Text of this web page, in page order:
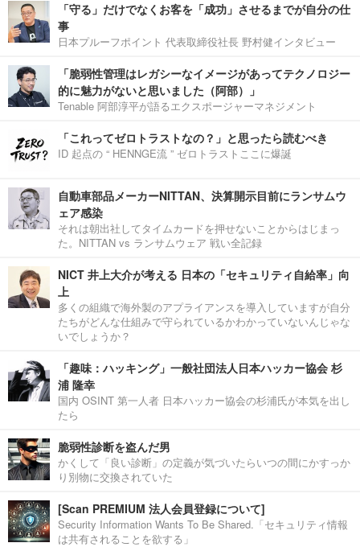
「守る」だけでなくお客を「成功」させるまでが自分の仕
事
日本プルーフポイント 代表取締役社長 野村健インタビュー
「脆弱性管理はレガシーなイメージがあってテクノロジー
的に魅力がないと思いました（阿部）」
Tenable 阿部淳平が語るエクスポージャーマネジメント
「これってゼロトラストなの？」と思ったら読むべき
ID 起点の “ HENNGE流 ” ゼロトラストここに爆誕
自動車部品メーカーNITTAN、決算開示目前にランサムウ
ェア感染
それは朝出社してタイムカードを押せないことからはじまっ
た。NITTAN vs ランサムウェア 戦い全記録
NICT 井上大介が考える 日本の「セキュリティ自給率」向
上
多くの組織で海外製のアプライアンスを導入していますが自分
たちがどんな仕組みで守られているかわかっていないんじゃな
いでしょうか？
「趣味：ハッキング」一般社団法人日本ハッカー協会 杉
浦 隆幸
国内 OSINT 第一人者 日本ハッカー協会の杉浦氏が本気を出し
たら
脆弱性診断を盗んだ男
かくして「良い診断」の定義が気づいたらいつの間にかすっか
り別物に交換されていた
[Scan PREMIUM 法人会員登録について]
Security Information Wants To Be Shared.「セキュリティ情報
は共有されることを欲する」